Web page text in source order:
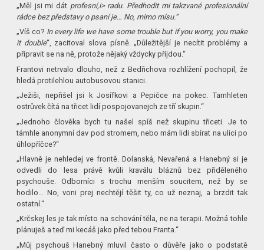
„Měl jsi mi dát profesní,i> radu. Předhodit mi takzvané profesionální
rádce bez představy o psaní je… No, mimo mísu.“
„Víš co? In every life we have some trouble but if you worry, you make
it double“, zacitoval slova písně. „Důležitější je necítit problémy a
připravit se na ně, protože nějaký vždycky přijdou.“
Frantovi netrvalo dlouho, než z Bedřichova rozhlížení pochopil, že
hledá protilehlou autobusovou stanici.
„Ježiši, nepřišel jsi k Josífkovi a Pepičce na pokec. Tamhleten
ostrůvek čítá na třicet lidí pospojovanejch ze tří skupin.“
„Jednoho člověka bych tu našel spíš než skupinu třiceti. Je to
támhle anonymní dav pod stromem, nebo mám lidi sbírat na ulici po
úhlopříčce?“
„Hlavně je nehledej ve frontě. Dolanská, Nevařená a Hanebný si je
odvedli do lesa právě kvůli kraválu bláznů bez přiděleného
psychouše. Odborníci s trochu menším soucitem, než by se
hodilo… No, voni prej nechtějí těšit ty, co už neznaj, a brzdit tak
ostatní.“
„Krčskej les je tak místo na schování těla, ne na terapii. Možná tohle
plánuješ a teď mi kecáš jako před tebou Franta.“
„Můj psychouš Hanebný mluvil často o důvěře jako o podstatě